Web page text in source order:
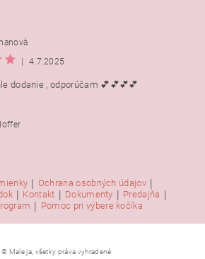
|
4.7.2025
dodanie , odporúčam 💕💕💕💕
| Ochrana osobných údajov |
| Kontakt | Dokumenty | Predajňa |
| Pomoc pri výbere kočíka
Male ja, všetky práva vyhradené